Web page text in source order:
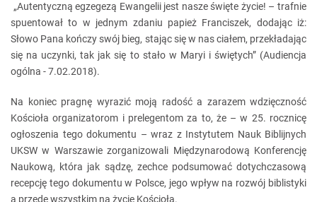
„Autentyczną egzegezą Ewangelii jest nasze święte życie! – trafnie
spuentował to w jednym zdaniu papież Franciszek, dodając iż:
Słowo Pana kończy swój bieg, stając się w nas ciałem, przekładając
się na uczynki, tak jak się to stało w Maryi i świętych” (Audiencja
ogólna - 7.02.2018).
Na koniec pragnę wyrazić moją radość a zarazem wdzięczność
Kościoła organizatorom i prelegentom za to, że – w 25. rocznicę
ogłoszenia tego dokumentu – wraz z Instytutem Nauk Biblijnych
UKSW w Warszawie zorganizowali Międzynarodową Konferencję
Naukową, która jak sądzę, zechce podsumować dotychczasową
recepcję tego dokumentu w Polsce, jego wpływ na rozwój biblistyki
a przede wszystkim na życie Kościoła.